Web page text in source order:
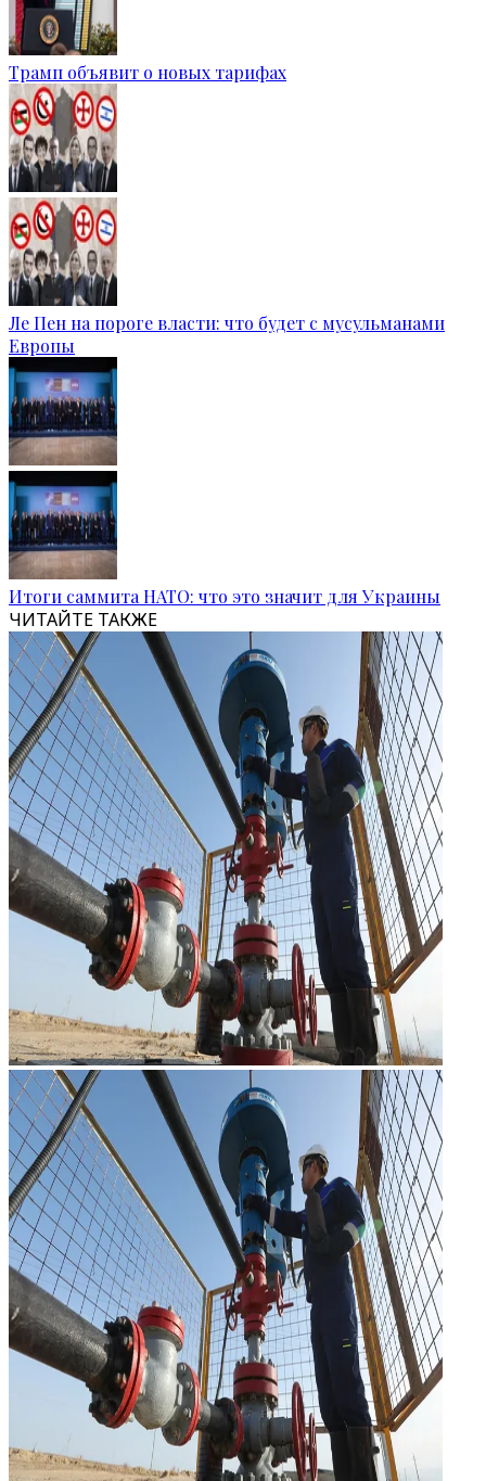
Трамп объявит о новых тарифах
Ле Пен на пороге власти: что будет с мусульманами
Европы
Итоги саммита НАТО: что это значит для Украины
ЧИТАЙТЕ ТАКЖЕ